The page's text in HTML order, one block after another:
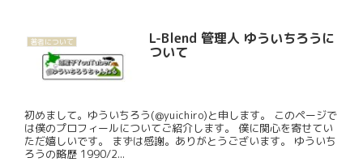
著者について L-Blend 管理人 ゆういちろうに
ついて
初めまして。ゆういちろう(@yuichiro)と申します。 このページで
は僕のプロフィールについてご紹介します。 僕に関心を寄せてい
ただ嬉しいです。 まずは感謝。ありがとうございます。 ゆういち
ろうの略歴 1990/2...